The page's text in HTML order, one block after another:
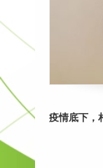
疫情底下，